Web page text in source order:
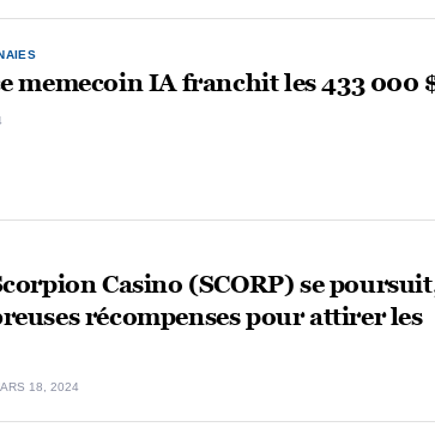
memecoin IA franchit les 433 000
Casino (SCORP) se
récompenses pour attirer les
18, 2024